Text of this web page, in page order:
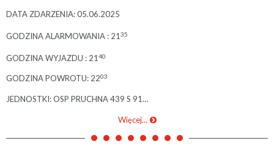
DATA ZDARZENIA: 05.06.2025
GODZINA ALARMOWANIA : 21 35
GODZINA WYJAZDU : 21 40
GODZINA POWROTU: 2203
JEDNOSTKI: OSP PRUCHNA 439 S 91…
Więcej...